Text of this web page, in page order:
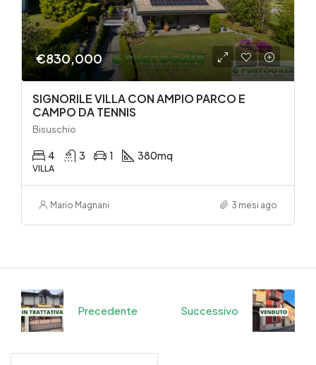
€830,000
SIGNORILE VILLA CON AMPIO PARCO E
CAMPO DA TENNIS
Bisuschio
4 3 1 380mq
VILLA
Mario Magnani 3 mesi ago
Precedente Successivo